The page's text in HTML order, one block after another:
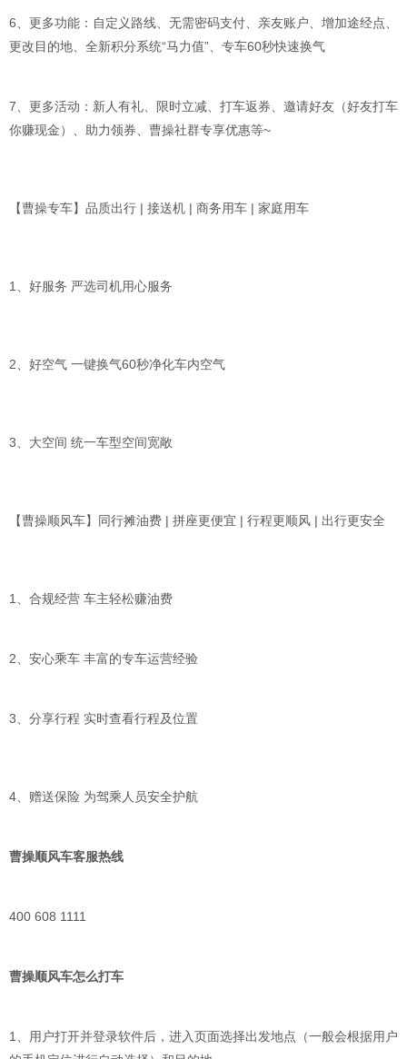
6、更多功能：自定义路线、无需密码支付、亲友账户、增加途经点、
更改目的地、全新积分系统“马力值”、专车60秒快速换气
7、更多活动：新人有礼、限时立减、打车返券、邀请好友（好友打车
你赚现金）、助力领券、曹操社群专享优惠等~
【曹操专车】品质出行 | 接送机 | 商务用车 | 家庭用车
1、好服务 严选司机用心服务
2、好空气 一键换气60秒净化车内空气
3、大空间 统一车型空间宽敞
【曹操顺风车】同行摊油费 | 拼座更便宜 | 行程更顺风 | 出行更安全
1、合规经营 车主轻松赚油费
2、安心乘车 丰富的专车运营经验
3、分享行程 实时查看行程及位置
4、赠送保险 为驾乘人员安全护航
曹操顺风车客服热线
400 608 1111
曹操顺风车怎么打车
1、用户打开并登录软件后，进入页面选择出发地点（一般会根据用户